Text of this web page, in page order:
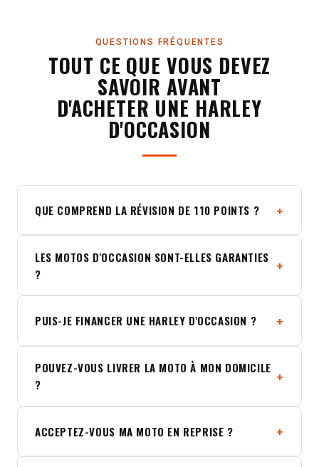
QUESTIONS FRÉQUENTES
TOUT CE QUE VOUS DEVEZ
SAVOIR AVANT
D'ACHETER UNE HARLEY
D'OCCASION
QUE COMPREND LA RÉVISION DE 110 POINTS ?
LES MOTOS D'OCCASION SONT-ELLES GARANTIES
?
PUIS-JE FINANCER UNE HARLEY D'OCCASION ?
POUVEZ-VOUS LIVRER LA MOTO À MON DOMICILE
?
ACCEPTEZ-VOUS MA MOTO EN REPRISE ?